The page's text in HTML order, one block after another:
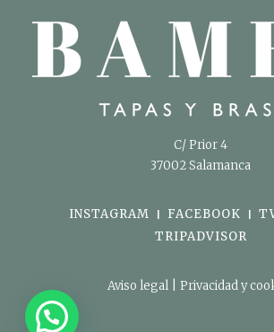
C/ Prior 4
37002 Salamanca
INSTAGRAM FACEBOOK
TRIPADVISOR
Aviso legal Privacidad y